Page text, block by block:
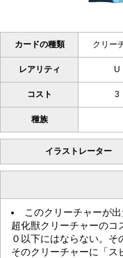
カードの種類 クリー
レアリティ U
コスト 3
種族
イラストレーター
このクリーチャーが
超化獣クリーチャーのコ
０以下にはならない。そ
そのクリーチャーに「ス